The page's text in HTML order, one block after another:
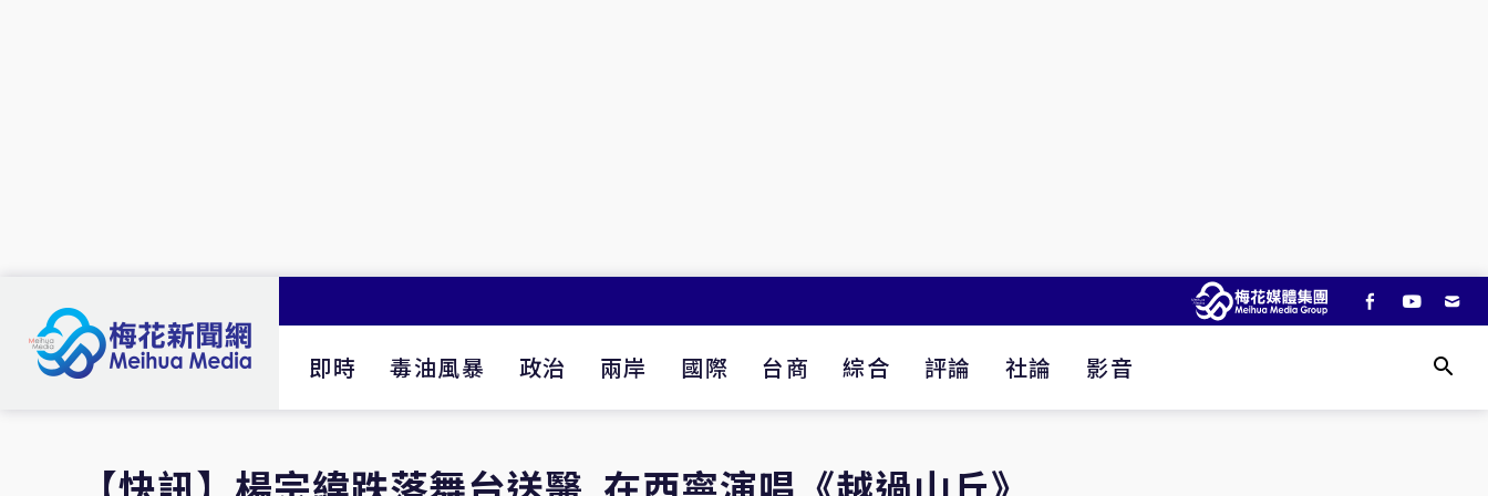
即時 毒油風暴 政治 兩岸 國際 台商 綜合 評論 社論 影音